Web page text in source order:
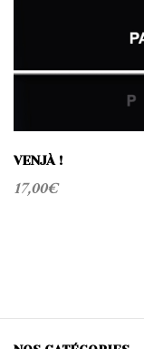
VENJÀ !
17,00€